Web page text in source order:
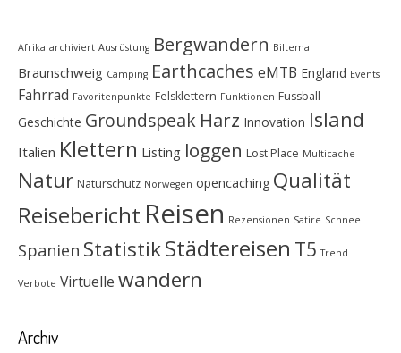
Afrika archiviert Ausrüstung Bergwandern Biltema
Braunschweig Camping Earthcaches eMTB England Events
Fahrrad Favoritenpunkte Felsklettern Funktionen Fussball
Geschichte Groundspeak Harz Innovation Island
Italien Klettern Listing loggen Lost Place Multicache
Natur Naturschutz Norwegen opencaching Qualität
Reisebericht Reisen Rezensionen Satire Schnee
Spanien StatistikStädtereisen T5 Trend
Verbote Virtuelle wandern
Archiv